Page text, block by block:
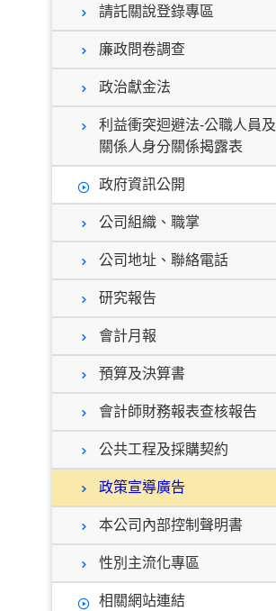
請託關說登錄專區
廉政問卷調查
政治獻金法
利益衝突迴避法-公職人員及
關係人身分關係揭露表
政府資訊公開
公司組織、職掌
公司地址、聯絡電話
研究報告
會計月報
預算及決算書
會計師財務報表查核報告
公共工程及採購契約
政策宣導廣告
本公司內部控制聲明書
性別主流化專區
相關網站連結